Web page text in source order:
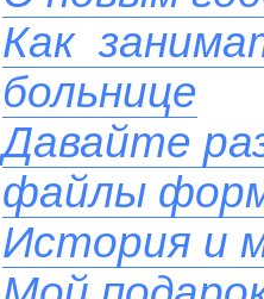
Как
больнице
Давайте
файлы
История и